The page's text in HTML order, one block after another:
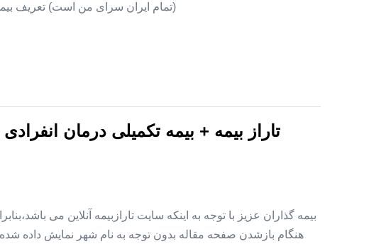
(تمام ایران سرای من است) تعریف
تاراز بیمه + بیمه تکمیلی درمان
بیمه گذاران عزیز با توجه به اینکه سایت تارازبیمه آنلاین می
هنگام بازشدن صفحه مقاله بدون توجه به نام شهر نمایش داده شده